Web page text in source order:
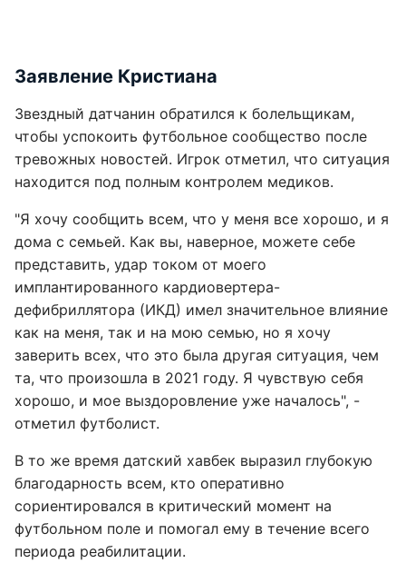
Заявление Кристиана
Звездный датчанин обратился к болельщикам,
чтобы успокоить футбольное сообщество после
тревожных новостей. Игрок отметил, что ситуация
находится под полным контролем медиков.
"Я хочу сообщить всем, что у меня все хорошо, и я
дома с семьей. Как вы, наверное, можете себе
представить, удар током от моего
имплантированного кардиовертера-
дефибриллятора (ИКД) имел значительное влияние
как на меня, так и на мою семью, но я хочу
заверить всех, что это была другая ситуация, чем
та, что произошла в 2021 году. Я чувствую себя
хорошо, и мое выздоровление уже началось", -
отметил футболист.
В то же время датский хавбек выразил глубокую
благодарность всем, кто оперативно
сориентировался в критический момент на
футбольном поле и помогал ему в течение всего
периода реабилитации.